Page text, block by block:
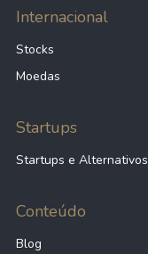
Internacional
Stocks
Moedas
Startups
Startups e Alternativos
Conteúdo
Blog